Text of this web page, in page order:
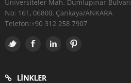
Üniversiteler Mah. Dumlupınar Bulvarı
No: 161, 06800, Çankaya/ANKARA
Telefon:+90 312 258 7907
LINKLER